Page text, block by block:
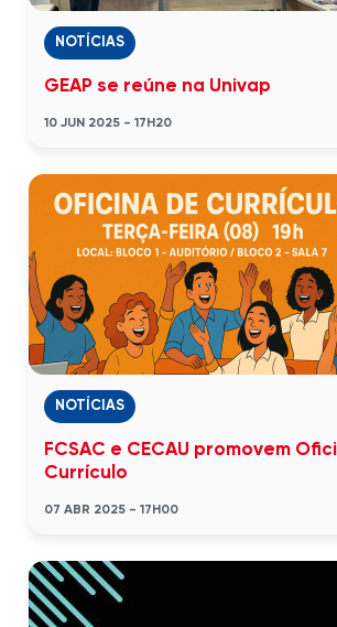
NOTÍCIAS
GEAP se reúne na Univap
10 JUN 2025 - 17H20
NOTÍCIAS
FCSAC e CECAU promovem
Currículo
07 ABR 2025 - 17H00